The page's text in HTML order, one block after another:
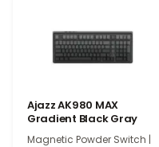
Ajazz AK980 MAX
Gradient Black Gray
Magnetic Powder Switch |